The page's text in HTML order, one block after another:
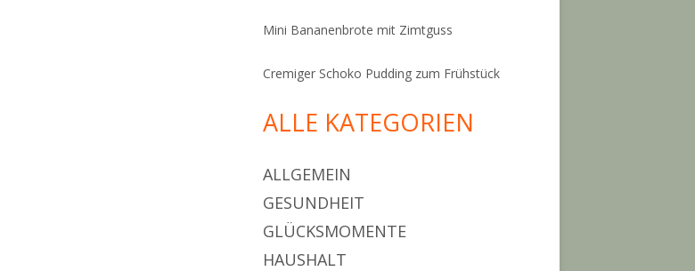
Mini Bananenbrote mit Zimtguss
Cremiger Schoko Pudding zum Frühstück
ALLE KATEGORIEN
ALLGEMEIN
GESUNDHEIT
GLÜCKSMOMENTE
HAUSHALT